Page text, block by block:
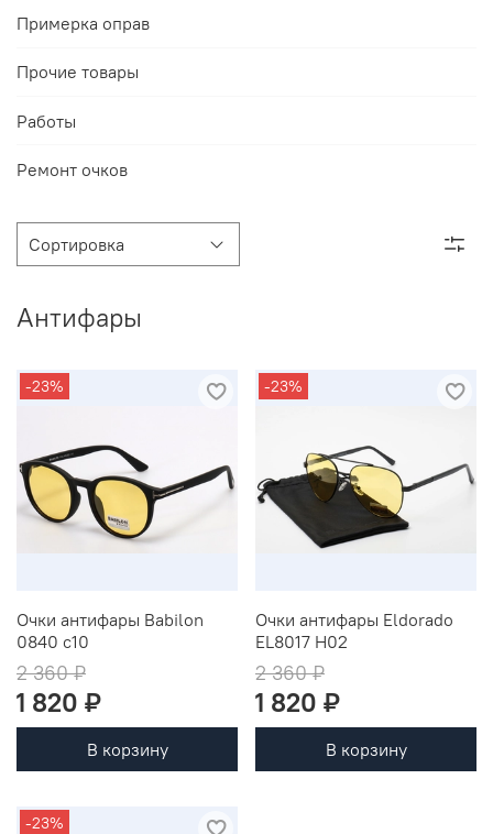
Антифары
-23%
Очки антифары Babilon
0840 c10
2 360 ₽
1 820 ₽
В корзину
-23%
Очки антифары Eldorado
EL8017 H02
2 360 ₽
1 820 ₽
В корзину
-23%
Примерка оправ
Прочие товары
Работы
Ремонт очков